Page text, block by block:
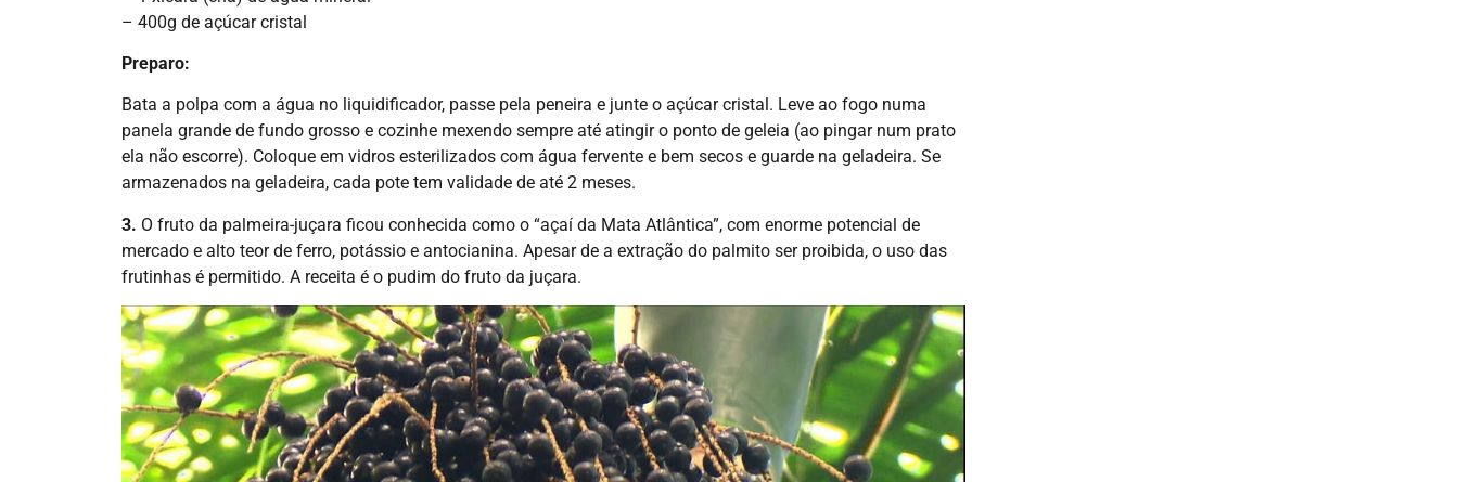
– 400g de açúcar cristal
Preparo:
Bata a polpa com a água no liquidificador, passe pela peneira e junte o açúcar cristal. Leve ao fogo numa
panela grande de fundo grosso e cozinhe mexendo sempre até atingir o ponto de geleia (ao pingar num prato
ela não escorre). Coloque em vidros esterilizados com água fervente e bem secos e guarde na geladeira. Se
armazenados na geladeira, cada pote tem validade de até 2 meses.
3. O fruto da palmeira-juçara ficou conhecida como o “açaí da Mata Atlântica”, com enorme potencial de
mercado e alto teor de ferro, potássio e antocianina. Apesar de a extração do palmito ser proibida, o uso das
frutinhas é permitido. A receita é o pudim do fruto da juçara.